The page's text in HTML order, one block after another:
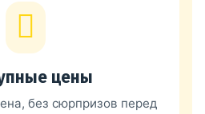
цены
без сюрпризов перед